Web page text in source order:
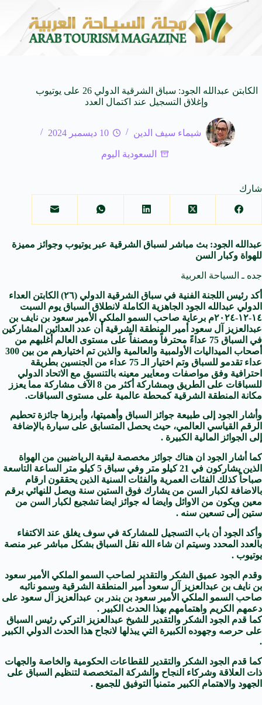
في المتوسط 6 أغسطس 2026 جوائز أثر تضيف فئة “أفضل حملة رياضية” في
الكابتن عبدالله الجود: سباق الشرقية الدولي 26 على يوتيوب
وإغلاق التسجيل عند اكتمال العدد
شيماء سيف الدين 10 ديسمبر 2024
السعودية اليوم
شارك
عبدالله الجود: بث مباشر لسباق الشرقية عبر يوتيوب وجوائز مميزة
للهواة وكبار السن
جده ـ السياحة العربية
أكد رئيس اللجنة الفنية في سباق الشرقية الدولي (٢٦) الكابتن العداء
الدولي عبدالله الجود الجاهزية الكاملة لانطلاق السباق يوم السبت
١٤-١٢-٢٠٢٤م برعاية صاحب السمو الملكي الأمير سعود بن نايف بن
عبدالعزيز آل سعود أمير المنطقة الشرقية أن عدد العدائين المشاركين
في السباق 75 عداءً محترفاً ومصنفاً على مستوى العالم أغلبهم من
أصحاب الميداليات الأولمبية والعالمية والذين تم اختيارهم من بين 300
عداء تقدمو للسباق وتم اختيار الـ 75 عداء من الجنسين بطريقة
احترافية وفق مواصفات ومعايير معينه بالتنسيق مع الاتحاد الدولي
للسباقات على الطريق وبمشاركة أكثر من 8 الآف مشاركة مما يعزز
مكانة المنطقة الشرقية كمحطة عالمية على مستوى السباقات.
وأشار الجود إلى طبيعة جوائز السباق وأهميتها، وأبرزها جائزة تحطيم
الرقم القياسي العالمي، حيث يحصل المتسابق على سيارة بالإضافة
إلى الجوائز المالية الكبيرة .
كما أشار الجود ان هناك جوائز مخصصة لبقية الرياضيين من الهواة
الذين يشاركون في 21 كيلو متر وفي سباق 5 كيلو متر الساعة التاسعة
صباحاً كذلك الفئات العمرية والفئات السنية الذين يحققون ارقام
بالاضافة لكبار السن من يشارك فوق الستين سنة ويصل للنهائي برقم
معين ويكون من الاوائل وايضا له جوائز ايضا تشجيع لكبار السن من
ستين إلى تسعين سنه .
وأكد الجود أن باب التسجيل للمشاركة في سوف يغلق عند الاكتفاء
بالعدد المحدد وسيتم ان شاء الله نقل السباق بشكل مباشر عبر منصة
يوتيوب .
وقدم الجود عميق الشكر والتقدير لصاحب السمو الملكي الأمير سعود
بن نايف بن عبدالعزيز آل سعود أمير المنطقة الشرقية وسمو نائبه
صاحب السمو الملكي الأمير سعود بن بندر بن عبدالعزيز آل سعود على
دعمهم الكريم واهتمامهم بهذا الحدث الكبير .
كما قدم الجود الشكر والتقدير للشيخ عبدالعزيز التركي رئيس السباق
على حرصه وجهوده الكبيرة التي يبذلها لانجاح هذا الحدث الدولي الكبير
.
كما قدم الجود الشكر والتقدير للقطاعات الحكومية والخاصة والجهات
ذات العلاقة وشركاء النجاح والشركة المتخصصة لتنظيم السباق على
الجهود والاهتمام الكبير متمنياً التوفيق للجميع .